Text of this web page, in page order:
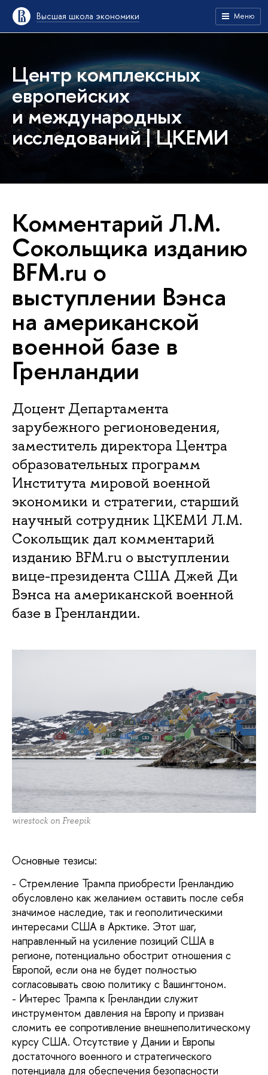
Высшая школа экономики Меню
Центр комплексных
европейских
и международных
исследований | ЦКЕМИ
Комментарий Л.М.
Сокольщика изданию
BFM.ru о
выступлении Вэнса
на американской
военной базе в
Гренландии
Доцент Департамента
зарубежного регионоведения,
заместитель директора Центра
образовательных программ
Института мировой военной
экономики и стратегии, старший
научный сотрудник ЦКЕМИ Л.М.
Сокольщик дал комментарий
изданию BFM.ru о выступлении
вице-президента США Джей Ди
Вэнса на американской военной
базе в Гренландии.
wirestock on Freepik
Основные тезисы:
- Стремление Трампа приобрести Гренландию
обусловлено как желанием оставить после себя
значимое наследие, так и геополитическими
интересами США в Арктике. Этот шаг,
направленный на усиление позиций США в
регионе, потенциально обострит отношения с
Европой, если она не будет полностью
согласовывать свою политику с Вашингтоном.
- Интерес Трампа к Гренландии служит
инструментом давления на Европу и призван
сломить ее сопротивление внешнеполитическому
курсу США. Отсутствие у Дании и Европы
достаточного военного и стратегического
потенциала для обеспечения безопасности